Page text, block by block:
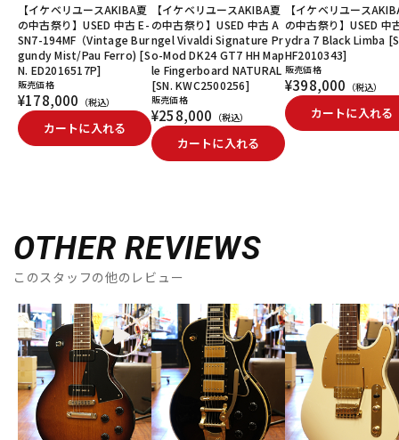
【イケベリユースAKIBA夏
の中古祭り】USED 中古 E-
SN7-194MF（Vintage Bur
gundy Mist/Pau Ferro) [S
N. ED2016517P]
販売価格
¥178,000 （税込）
カートに入れる
【イケベリユースAKIBA夏
の中古祭り】USED 中古 A
ngel Vivaldi Signature Pr
o-Mod DK24 GT7 HH Map
le Fingerboard NATURAL
[SN. KWC2500256]
販売価格
¥258,000 （税込）
カートに入れる
【イケベリユース
の中古祭り】USED 中
ydra 7 Black Limba
HF2010343]
販売価格
¥398,000 （税込）
カートに入れる
OTHER REVIEWS
このスタッフの他のレビュー